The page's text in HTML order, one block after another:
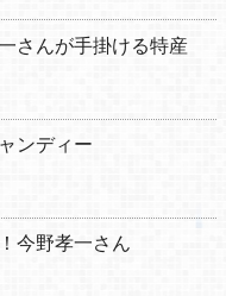
さんが手掛ける特産
ンディー
今野孝一さん